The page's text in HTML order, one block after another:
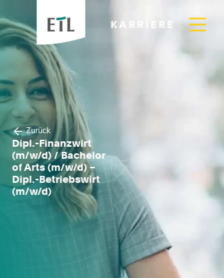
KARRIERE
Zurück
Dipl.-Finanzwirt
(m/w/d) / Bachelor
of Arts (m/w/d) –
Dipl.-Betriebswirt
(m/w/d)